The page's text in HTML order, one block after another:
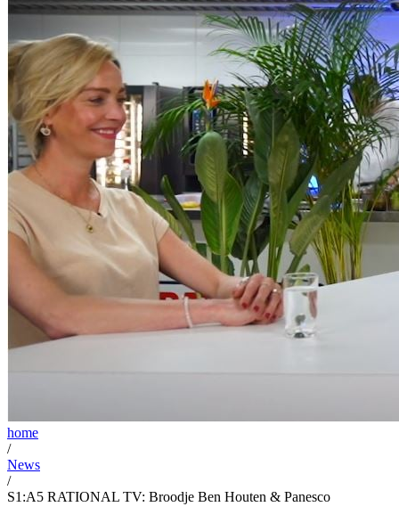
home
/
News
/
S1:A5 RATIONAL TV: Broodje Ben Houten & Panesco